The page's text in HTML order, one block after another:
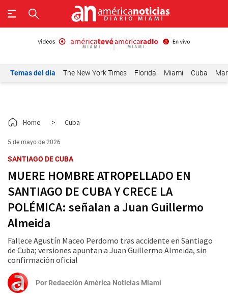
Temas del día The New York Times Florida Miami Cuba
Home > Cuba
5 de mayo de 2026
SANTIAGO DE CUBA
MUERE HOMBRE ATROPELLADO EN
SANTIAGO DE CUBA Y CRECE LA
POLÉMICA: señalan a Juan Guillermo
Almeida
Fallece Agustín Maceo Perdomo tras accidente en Santiago
de Cuba; versiones apuntan a Juan Guillermo Almeida, sin
confirmación oficial
Por Redacción América Noticias Miami